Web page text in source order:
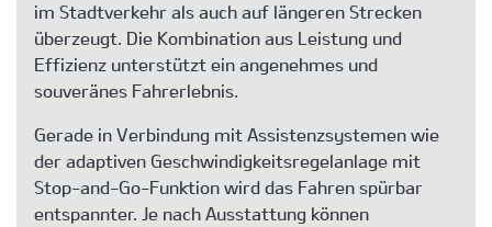
im Stadtverkehr als auch auf längeren Strecken
überzeugt. Die Kombination aus Leistung und
Effizienz unterstützt ein angenehmes und
souveränes Fahrerlebnis.
Gerade in Verbindung mit Assistenzsystemen wie
der adaptiven Geschwindigkeitsregelanlage mit
Stop-and-Go-Funktion wird das Fahren spürbar
entspannter. Je nach Ausstattung können